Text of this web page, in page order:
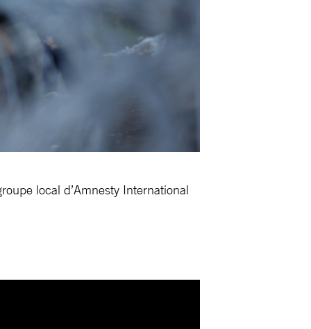
local d’Amnesty International